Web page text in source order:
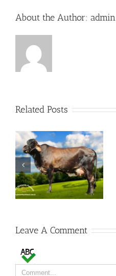
About the Author: admin
Related Posts
Noiva Millenium FZD
Leave A Comment
Comment